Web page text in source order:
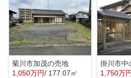
菊川市加茂の売地
1,050万円/ 177.07㎡
掛川市中
1,750万円